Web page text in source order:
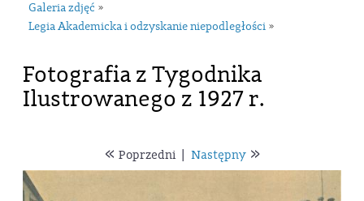
Galeria zdjęć »
Legia Akademicka i odzyskanie niepodległości »
Fotografia z Tygodnika
Ilustrowanego z 1927 r.
« Poprzedni Następny»